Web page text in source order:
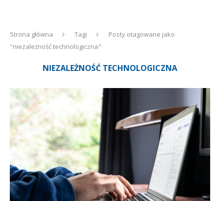
Strona główna Tagi
Posty otagowane jako
"niezależność technologiczna"
NIEZALEŻNOŚĆ TECHNOLOGICZNA